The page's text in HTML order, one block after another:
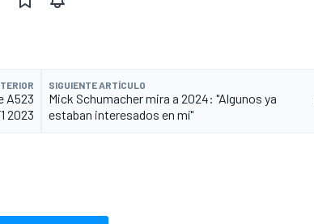
A523
2023
SIGUIENTE ARTÍCULO
Mick Schumacher mira a 2024: "Algunos ya
estaban interesados en mí"